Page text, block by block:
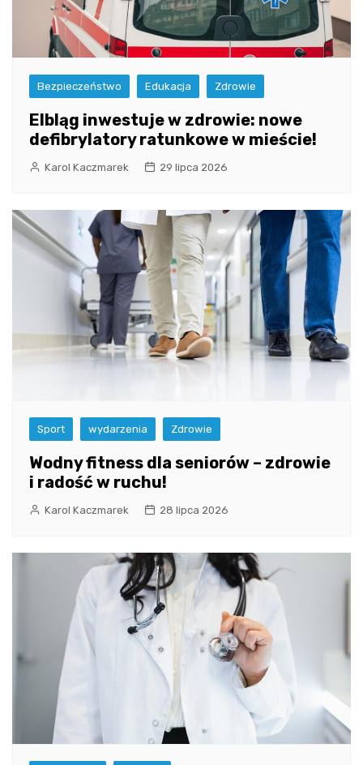
Bezpieczeństwo Edukacja Zdrowie
Elbląg inwestuje w zdrowie: nowe
defibrylatory ratunkowe w mieście!
Karol Kaczmarek 29 lipca 2026
Sport wydarzenia Zdrowie
Wodny fitness dla seniorów – zdrowie
i radość w ruchu!
Karol Kaczmarek 28 lipca 2026